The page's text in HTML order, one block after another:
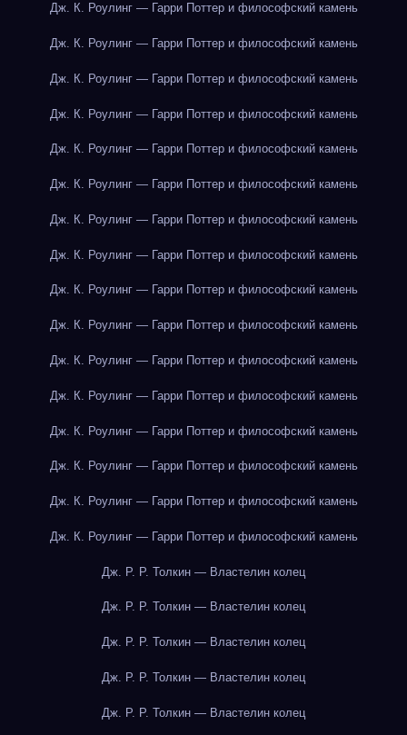
Дж. К. Роулинг — Гарри Поттер и философский камень
Дж. К. Роулинг — Гарри Поттер и философский камень
Дж. К. Роулинг — Гарри Поттер и философский камень
Дж. К. Роулинг — Гарри Поттер и философский камень
Дж. К. Роулинг — Гарри Поттер и философский камень
Дж. К. Роулинг — Гарри Поттер и философский камень
Дж. К. Роулинг — Гарри Поттер и философский камень
Дж. К. Роулинг — Гарри Поттер и философский камень
Дж. К. Роулинг — Гарри Поттер и философский камень
Дж. К. Роулинг — Гарри Поттер и философский камень
Дж. К. Роулинг — Гарри Поттер и философский камень
Дж. К. Роулинг — Гарри Поттер и философский камень
Дж. К. Роулинг — Гарри Поттер и философский камень
Дж. К. Роулинг — Гарри Поттер и философский камень
Дж. К. Роулинг — Гарри Поттер и философский камень
Дж. К. Роулинг — Гарри Поттер и философский камень
Дж. Р. Р. Толкин — Властелин колец
Дж. Р. Р. Толкин — Властелин колец
Дж. Р. Р. Толкин — Властелин колец
Дж. Р. Р. Толкин — Властелин колец
Дж. Р. Р. Толкин — Властелин колец